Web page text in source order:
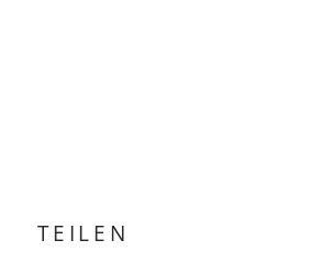
TEILEN